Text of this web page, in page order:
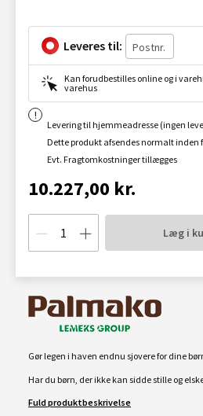
Leveres til:
Kan forudbestilles online og i
varehus
Levering til hjemmeadresse (ingen
Dette produkt afsendes normalt inden
Evt. Fragtomkostninger tillægges
10.227,00 kr.
Læg i
Gør legen i haven endnu sjovere for dine
Har du børn, der ikke kan sidde stille og
Fuld produktbeskrivelse